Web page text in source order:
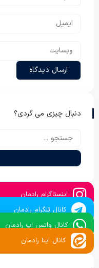
دنبال چیزی می گردی؟
اینستاگرام رادمان
کانال تلگرام رادمان
کانال واتس اپ رادمان
کانال ایتا رادمان